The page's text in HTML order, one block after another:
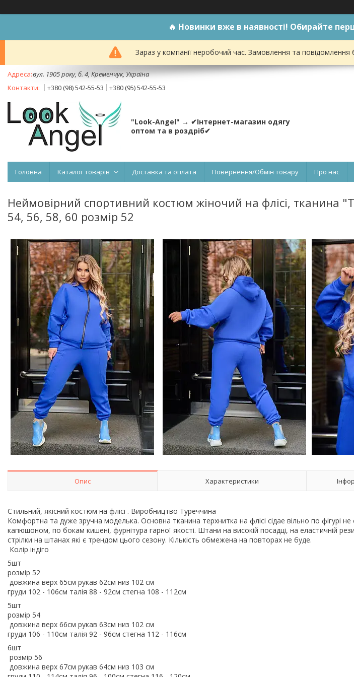
🔥 Новинки вже в наявності! Обирайте
Зараз у компанії неробочий час. Замовлення та
вул. 1905 року, б. 4, Кременчук, Україна
+380 (98) 542-55-53
+380 (95) 542-55-53
"Look-Angel" → ✔Інтернет-магазин одягу
оптом та в роздріб✔
Головна Каталог товарів Доставка та оплата Повернення/Обмін товару Про нас
Неймовірний спортивний костюм жіночий на флісі, тканина
54, 56, 58, 60 розмір 52
Опис Характеристики
Стильний, якісний костюм на флісі . Виробництво Туреччина
Комфортна та дуже зручна моделька. Основна тканина терхнитка на флісі сідае вільно по фігурі
капюшоном, по бокам кишені, фурнітура гарної якості. Штани на високій посадці, на еластичній
стрілки на штанах які є трендом цього сезону. Кількість обмежена на повторах не буде.
Колір індіго
5шт
розмір 52
довжина верх 65см рукав 62см низ 102 см
груди 102 - 106см талія 88 - 92см стегна 108 - 112см
5шт
розмір 54
довжина верх 66см рукав 63см низ 102 см
груди 106 - 110см талія 92 - 96см стегна 112 - 116см
6шт
розмір 56
довжина верх 67см рукав 64см низ 103 см